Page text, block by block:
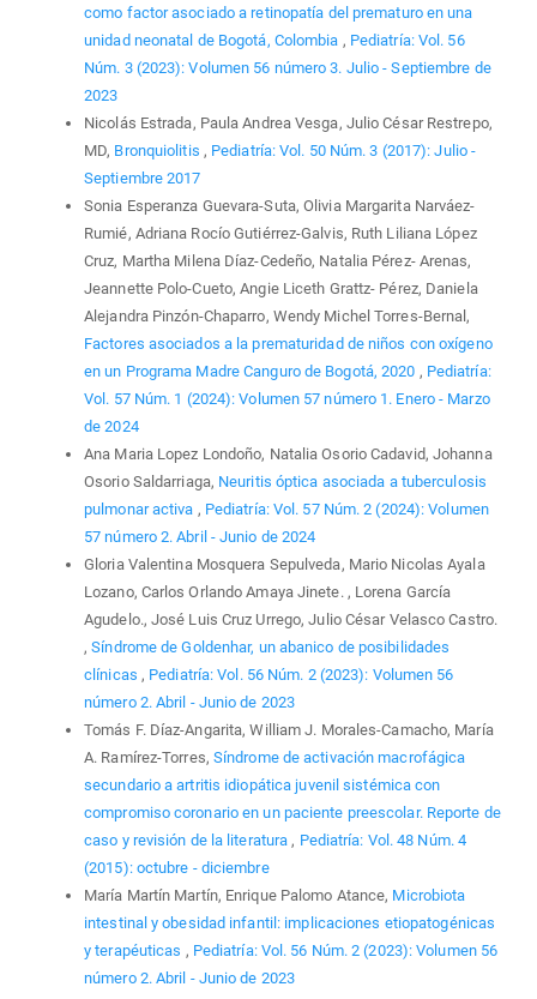
como factor asociado a retinopatía del prematuro en una
unidad neonatal de Bogotá, Colombia , Pediatría: Vol. 56
Núm. 3 (2023): Volumen 56 número 3. Julio - Septiembre de
2023
Nicolás Estrada, Paula Andrea Vesga, Julio César Restrepo,
MD, Bronquiolitis , Pediatría: Vol. 50 Núm. 3 (2017): Julio -
Septiembre 2017
Sonia Esperanza Guevara-Suta, Olivia Margarita Narváez-
Rumié, Adriana Rocío Gutiérrez-Galvis, Ruth Liliana López
Cruz, Martha Milena Díaz-Cedeño, Natalia Pérez- Arenas,
Jeannette Polo-Cueto, Angie Liceth Grattz- Pérez, Daniela
Alejandra Pinzón-Chaparro, Wendy Michel Torres-Bernal,
Factores asociados a la prematuridad de niños con oxígeno
en un Programa Madre Canguro de Bogotá, 2020 , Pediatría:
Vol. 57 Núm. 1 (2024): Volumen 57 número 1. Enero - Marzo
de 2024
Ana Maria Lopez Londoño, Natalia Osorio Cadavid, Johanna
Osorio Saldarriaga, Neuritis óptica asociada a tuberculosis
pulmonar activa , Pediatría: Vol. 57 Núm. 2 (2024): Volumen
57 número 2. Abril - Junio de 2024
Gloria Valentina Mosquera Sepulveda, Mario Nicolas Ayala
Lozano, Carlos Orlando Amaya Jinete. , Lorena García
Agudelo., José Luis Cruz Urrego, Julio César Velasco Castro.
,Síndrome de Goldenhar, un abanico de posibilidades
clínicas , Pediatría: Vol. 56 Núm. 2 (2023): Volumen 56
número 2. Abril - Junio de 2023
Tomás F. Díaz-Angarita, William J. Morales-Camacho, María
A. Ramírez-Torres, Síndrome de activación macrofágica
secundario a artritis idiopática juvenil sistémica con
compromiso coronario en un paciente preescolar. Reporte de
caso y revisión de la literatura , Pediatría: Vol. 48 Núm. 4
(2015): octubre - diciembre
María Martín Martín, Enrique Palomo Atance, Microbiota
intestinal y obesidad infantil: implicaciones etiopatogénicas
y terapéuticas , Pediatría: Vol. 56 Núm. 2 (2023): Volumen 56
número 2. Abril - Junio de 2023